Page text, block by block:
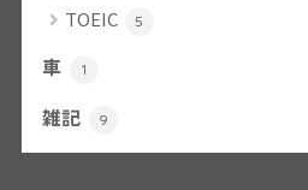
TOEIC 5
車 1
雑記 9